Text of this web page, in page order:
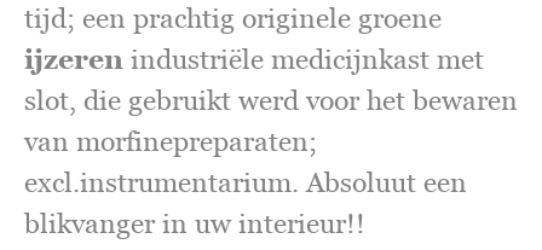
tijd; een prachtig originele groene
ijzeren industriële medicijnkast met
slot, die gebruikt werd voor het bewaren
van morfinepreparaten;
excl.instrumentarium. Absoluut een
blikvanger in uw interieur!!